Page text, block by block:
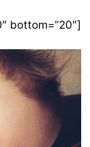
[divider style=”solid” top=”20″ bottom=”20″]